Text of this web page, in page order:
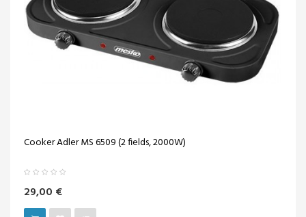
Cooker Adler MS 6509 (2 fields, 2000W)
29,00 €